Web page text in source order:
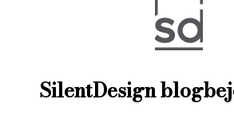
SilentDesign